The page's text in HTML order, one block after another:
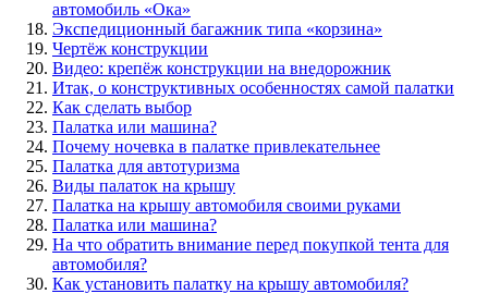
автомобиль «Ока»
Экспедиционный багажник типа «корзина»
Чертёж конструкции
Видео: крепёж конструкции на внедорожник
Итак, о конструктивных особенностях самой палатки
Как сделать выбор
Палатка или машина?
Почему ночевка в палатке привлекательнее
Палатка для автотуризма
Виды палаток на крышу
Палатка на крышу автомобиля своими руками
Палатка или машина?
На что обратить внимание перед покупкой тента для
автомобиля?
Как установить палатку на крышу автомобиля?